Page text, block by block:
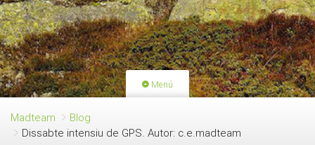
Menú
PORTADA
LICENCIAS RENOVACIÓN CUOTA
Madteam
Blog
Dissabte intensiu de GPS. Autor: c.e.madteam